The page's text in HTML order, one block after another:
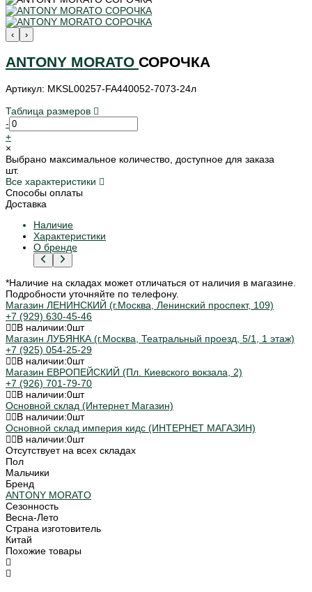
‹ ›
ANTONY MORATO СОРОЧКА
Артикул: MKSL00257-FA440052-7073-24л
Таблица размеров
-
+
×
Выбрано максимальное количество, доступное для заказа
шт.
Все характеристики
Способы оплаты
Доставка
Наличие
Характеристики
О бренде
*Наличие на складах может отличаться от наличия в магазине.
Подробности уточняйте по телефону.
Магазин ЛЕНИНСКИЙ (г.Москва, Ленинский проспект, 109)
+7 (929) 630-45-46
В наличии:0шт
Магазин ЛУБЯНКА (г.Москва, Театральный проезд, 5/1, 1 этаж)
+7 (925) 054-25-29
В наличии:0шт
Магазин ЕВРОПЕЙСКИЙ (Пл. Киевского вокзала, 2)
+7 (926) 701-79-70
В наличии:0шт
Основной склад (Интернет Магазин)
В наличии:0шт
Основной склад империя кидс (ИНТЕРНЕТ МАГАЗИН)
В наличии:0шт
Отсутствует на всех складах
Пол
Мальчики
Бренд
ANTONY MORATO
Сезонность
Весна-Лето
Страна изготовитель
Китай
Похожие товары